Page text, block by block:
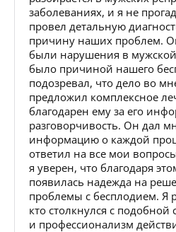
заболеваниях, и я не
провел детальную
причину наших проблем.
были нарушения в
было причиной нашего
подозревал, что дело во
предложил комплексное
благодарен ему за его
разговорчивость. Он дал
информацию о каждой
ответил на все мои
я уверен, что благодаря
появилась надежда на
проблемы с бесплодием. Я
кто столкнулся с подобной
и профессионализм